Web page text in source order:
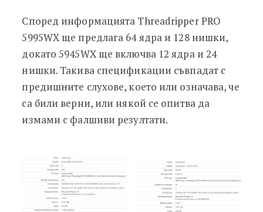
Според информацията Threadripper PRO
5995WX ще предлага 64 ядра и 128 нишки,
докато 5945WX ще включва 12 ядра и 24
нишки. Такива спецификации съвпадат с
предишните слухове, което или означава, че
са били верни, или някой се опитва да
измами с фалшиви резултати.